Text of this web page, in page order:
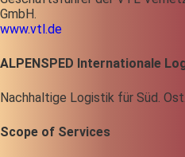
GmbH.
www.vtl.de
ALPENSPED Internationale
Nachhaltige Logistik für Süd.
Scope of Services